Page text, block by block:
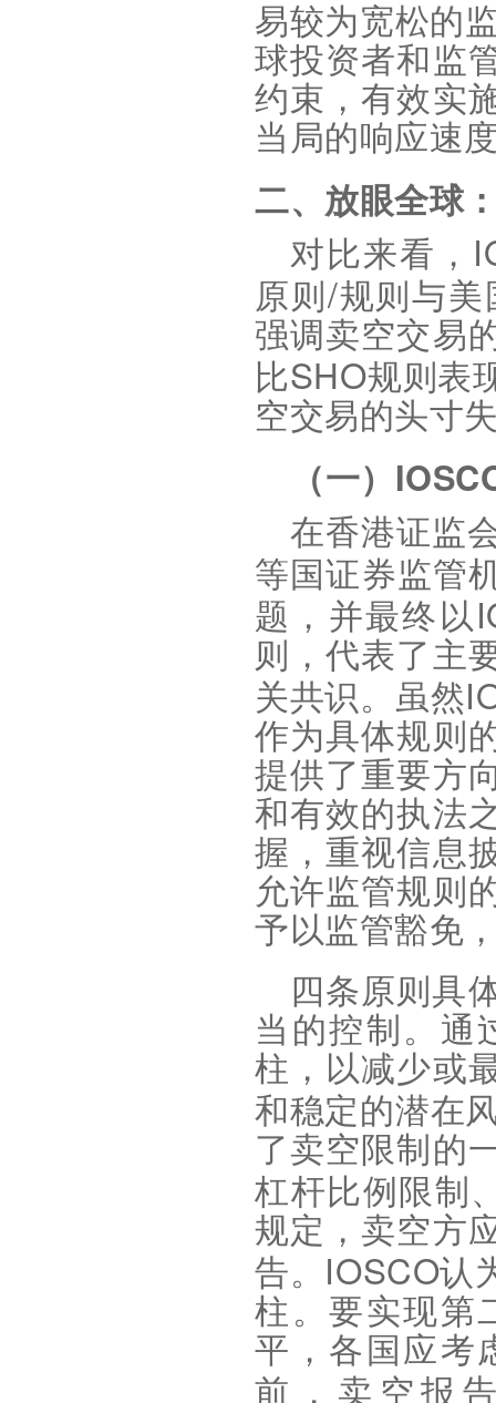
易较为宽松的
球投资者和监
约束，有效实
当局的响应速
二、放眼全球
对比来看，
原则 /规则与美
强调卖空交易
比SHO规则表
空交易的头寸
（一）
在香港证监
等国证券监管
题，并最终以
则，代表了主
关共识。虽然
作为具体规则
提供了重要方
和有效的执法
握，重视信息
允许监管规则
予以监管豁免
四条原则具
当的控制。通
柱，以减少或
和稳定的潜在
了卖空限制的
杠杆比例限制
规定，卖空方
告。 IOSCO认
柱。要实现第
平，各国应考
前，卖空报